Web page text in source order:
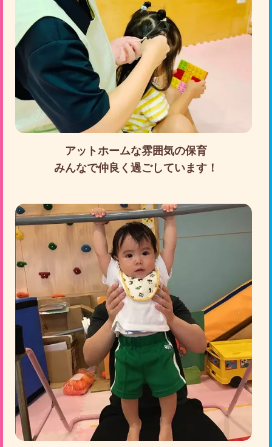
アットホームな雰囲気の保育
みんなで仲良く過ごしています！